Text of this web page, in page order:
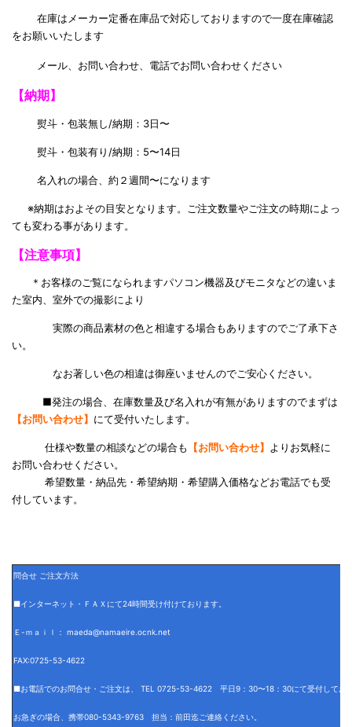
在庫はメーカー定番在庫品で対応しておりますので一度在庫確認
をお願いいたします
メール、お問い合わせ、電話でお問い合わせください
【納期】
熨斗・包装無し/納期：3日〜
熨斗・包装有り/納期：5〜14日
名入れの場合、約２週間〜になります
※納期はおよその目安となります。ご注文数量やご注文の時期によっ
ても変わる事があります。
【注意事項】
＊お客様のご覧になられますパソコン機器及びモニタなどの違いま
た室内、室外での撮影により
実際の商品素材の色と相違する場合もありますのでご了承下さ
い。
なお著しい色の相違は御座いませんのでご安心ください。
■発注の場合、在庫数量及び名入れが有無がありますのでまずは
【お問い合わせ】 にて受付いたします。
仕様や数量の相談などの場合も 【お問い合わせ】
よりお気軽に
お問い合わせください。
希望数量・納品先・希望納期・希望購入価格などお電話でも受
付しています。
問合せ ご注文方法
■インターネット・ＦＡＸにて24時間受け付けております。
Ｅ-ｍａｉｌ： maeda@namaeire.ocnk.net
FAX:0725-53-4622
■お電話でのお問合せ・ご注文は、 TEL 0725-53-4622 平日9：30〜18：30にて受付してお
お急ぎの場合、携帯080-5343-9763 担当：前田迄ご連絡ください。